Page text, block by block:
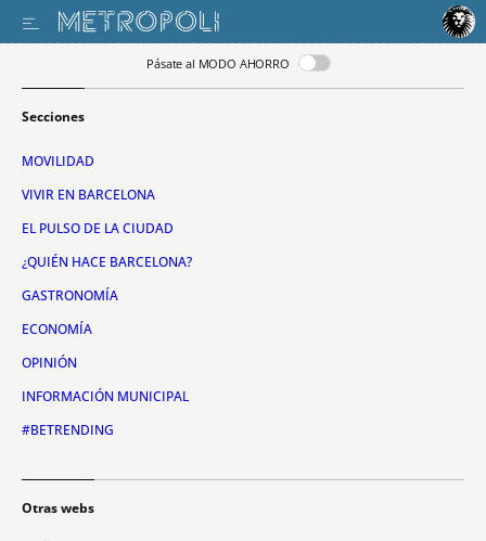
Pásate al MODO AHORRO
Secciones
MOVILIDAD
VIVIR EN BARCELONA
EL PULSO DE LA CIUDAD
¿QUIÉN HACE BARCELONA?
GASTRONOMÍA
ECONOMÍA
OPINIÓN
INFORMACIÓN MUNICIPAL
#BETRENDING
Otras webs